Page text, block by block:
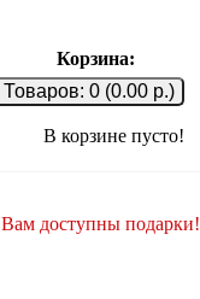
Корзина:
Товаров: 0 (0.00 р.)
В корзине пусто!
Вам доступны подарки!